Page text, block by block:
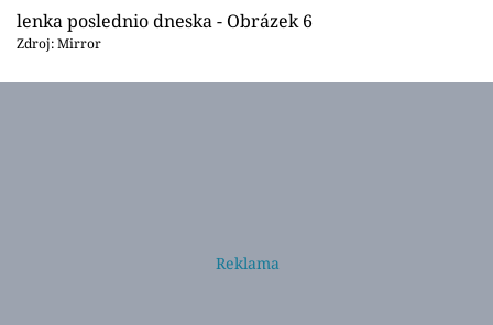
lenka poslednio dneska - Obrázek 6
Zdroj: Mirror